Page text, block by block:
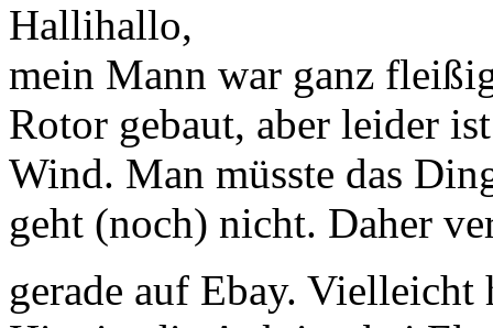
Hallihallo,
mein Mann war ganz
Rotor gebaut, aber leider
Wind. Man müsste das
geht (noch) nicht. Daher
gerade auf Ebay. Vielleicht